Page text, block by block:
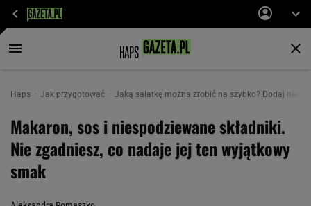
Haps Jak przygotować Jaką sałatkę można zrobić na szybko? Dodaj
Makaron, sos i niespodziewane składniki.
Nie zgadniesz, co nadaje jej ten wyjątkowy
smak